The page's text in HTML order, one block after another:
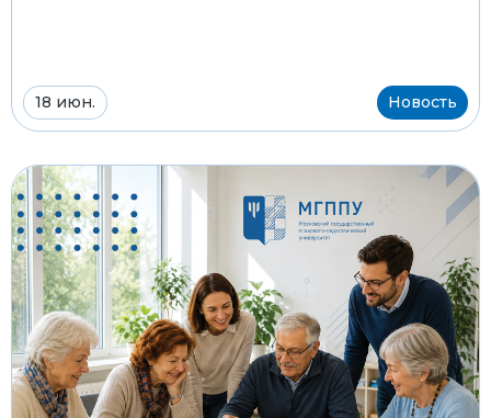
18 июн. Новость